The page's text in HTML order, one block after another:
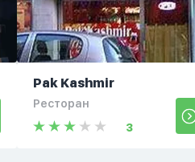
Pak Kashmir
Ресторан
3